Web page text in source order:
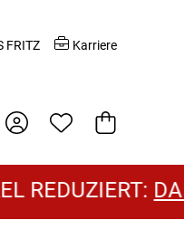
FRITZ Karriere
Warenkorb